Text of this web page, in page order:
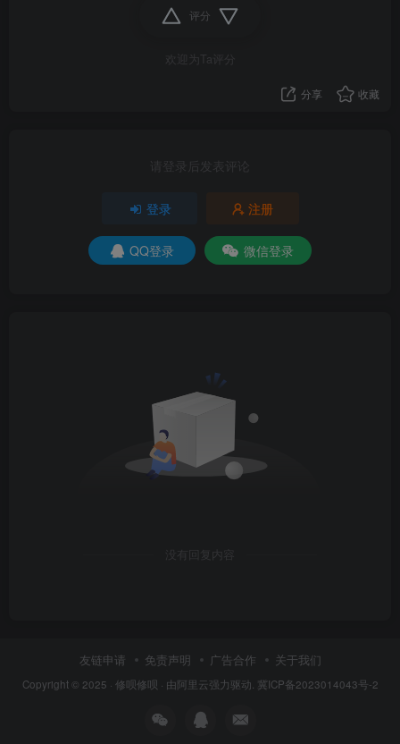
查点位图发现是去往风扇的12V,后级
只去往风扇，没有其他的
评分
欢迎为Ta评分
分享 收藏
请登录后发表评论
登录 注册
QQ登录 微信登录
没有回复内容
友链申请 免责声明 广告合作 关于我们
Copyright © 2025 · 修呗修呗 · 由阿里云强力驱动. 冀ICP备2023014043号-2